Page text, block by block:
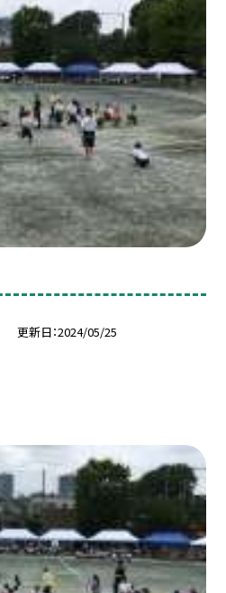
更新日 2024/05/25